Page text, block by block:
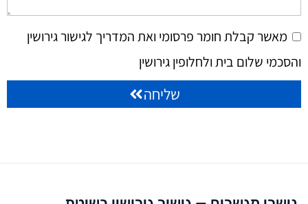
מאשר קבלת חומר פרסומי ואת המדריך לגישור גירושין
והסכמי שלום בית ולחלופין גירושין
שליחה